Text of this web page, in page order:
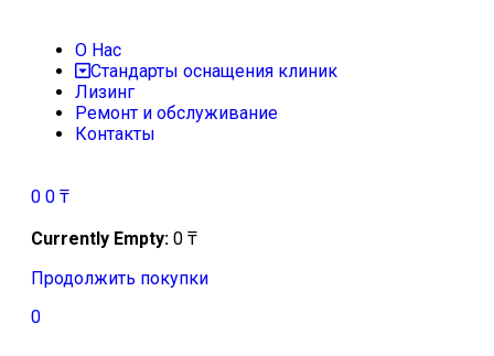
О Нас
Стандарты оснащения клиник
Лизинг
Ремонт и обслуживание
Контакты
0 0 ₸
Currently Empty: 0 ₸
Продолжить покупки
0